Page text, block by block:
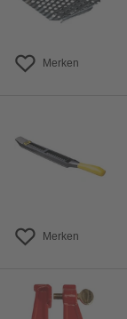
Merken
Merken